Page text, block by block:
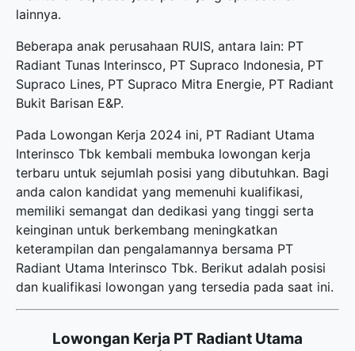
lainnya.
Beberapa anak perusahaan RUIS, antara lain: PT
Radiant Tunas Interinsco, PT Supraco Indonesia, PT
Supraco Lines, PT Supraco Mitra Energie, PT Radiant
Bukit Barisan E&P.
Pada Lowongan Kerja 2024 ini, PT Radiant Utama
Interinsco Tbk kembali membuka lowongan kerja
terbaru untuk sejumlah posisi yang dibutuhkan. Bagi
anda calon kandidat yang memenuhi kualifikasi,
memiliki semangat dan dedikasi yang tinggi serta
keinginan untuk berkembang meningkatkan
keterampilan dan pengalamannya bersama PT
Radiant Utama Interinsco Tbk. Berikut adalah posisi
dan kualifikasi lowongan yang tersedia pada saat ini.
Lowongan Kerja PT Radiant Utama